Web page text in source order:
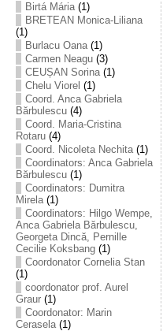
Birtá Mária(1)
BRETEAN Monica-Liliana
(1)
Burlacu Oana(1)
Carmen Neagu(3)
CEUȘAN Sorina(1)
Chelu Viorel (1)
Coord. Anca Gabriela
Bărbulescu(4)
Coord. Maria-Cristina
Rotaru(4)
Coord. Nicoleta Nechita(1)
Coordinators: Anca Gabriela
Bărbulescu(1)
Coordinators: Dumitra
Mirela(1)
Coordinators: Hilgo Wempe,
Anca Gabriela Bărbulescu,
Georgeta Dincă, Pernille
Cecilie Koksbang(1)
Coordonator Cornelia Stan
(1)
coordonator prof. Aurel
Graur(1)
Coordonator: Marin
Cerasela(1)